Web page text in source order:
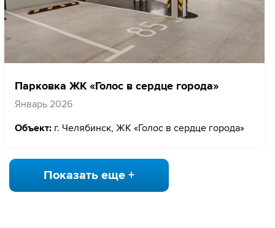
Парковка ЖК «Голос в сердце города»
Январь 2026
Объект: г. Челябинск, ЖК «Голос в сердце города»
Показать еще +